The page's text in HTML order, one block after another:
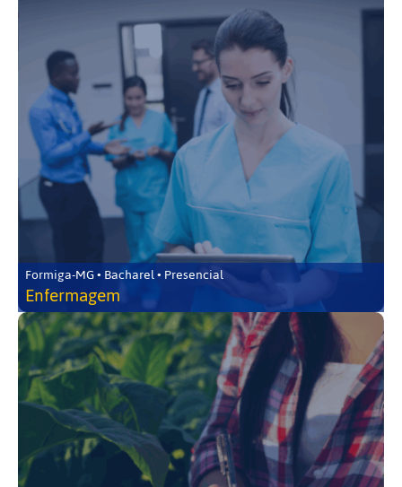
Formiga-MG • Bacharel • Presencial
Enfermagem